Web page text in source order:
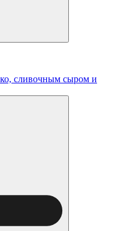
сливочным сыром и